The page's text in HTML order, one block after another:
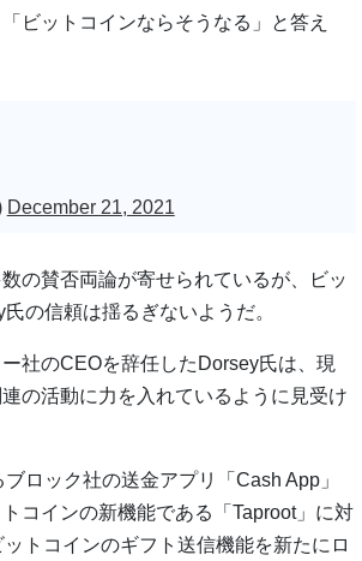
ビットコインならそうなる」と答え
December 21, 2021
の賛否両論が寄せられているが、ビッ
の信頼は揺るぎないようだ。
社のCEOを辞任したDorsey氏は、現
の活動に力を入れているように見受け
ロック社の送金アプリ「Cash App」
コインの新機能である「Taproot」に対
トコインのギフト送信機能を新たにロ